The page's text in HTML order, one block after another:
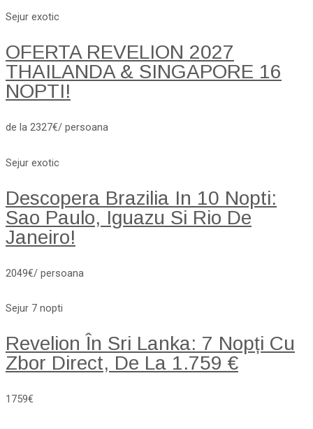
Sejur exotic
OFERTA REVELION 2027
THAILANDA & SINGAPORE 16
NOPTI!
de la 2327€/ persoana
Sejur exotic
Descopera Brazilia In 10 Nopti:
Sao Paulo, Iguazu Si Rio De
Janeiro!
2049€/ persoana
Sejur 7 nopti
Revelion În Sri Lanka: 7 Nopți Cu
Zbor Direct, De La 1.759 €
1759€